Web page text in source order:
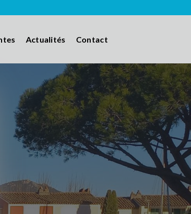
Actualités Contact